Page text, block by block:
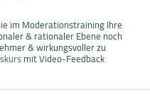
im Moderationstraining Ihre
& rationaler Ebene noch
& wirkungsvoller zu
mit Video-Feedback